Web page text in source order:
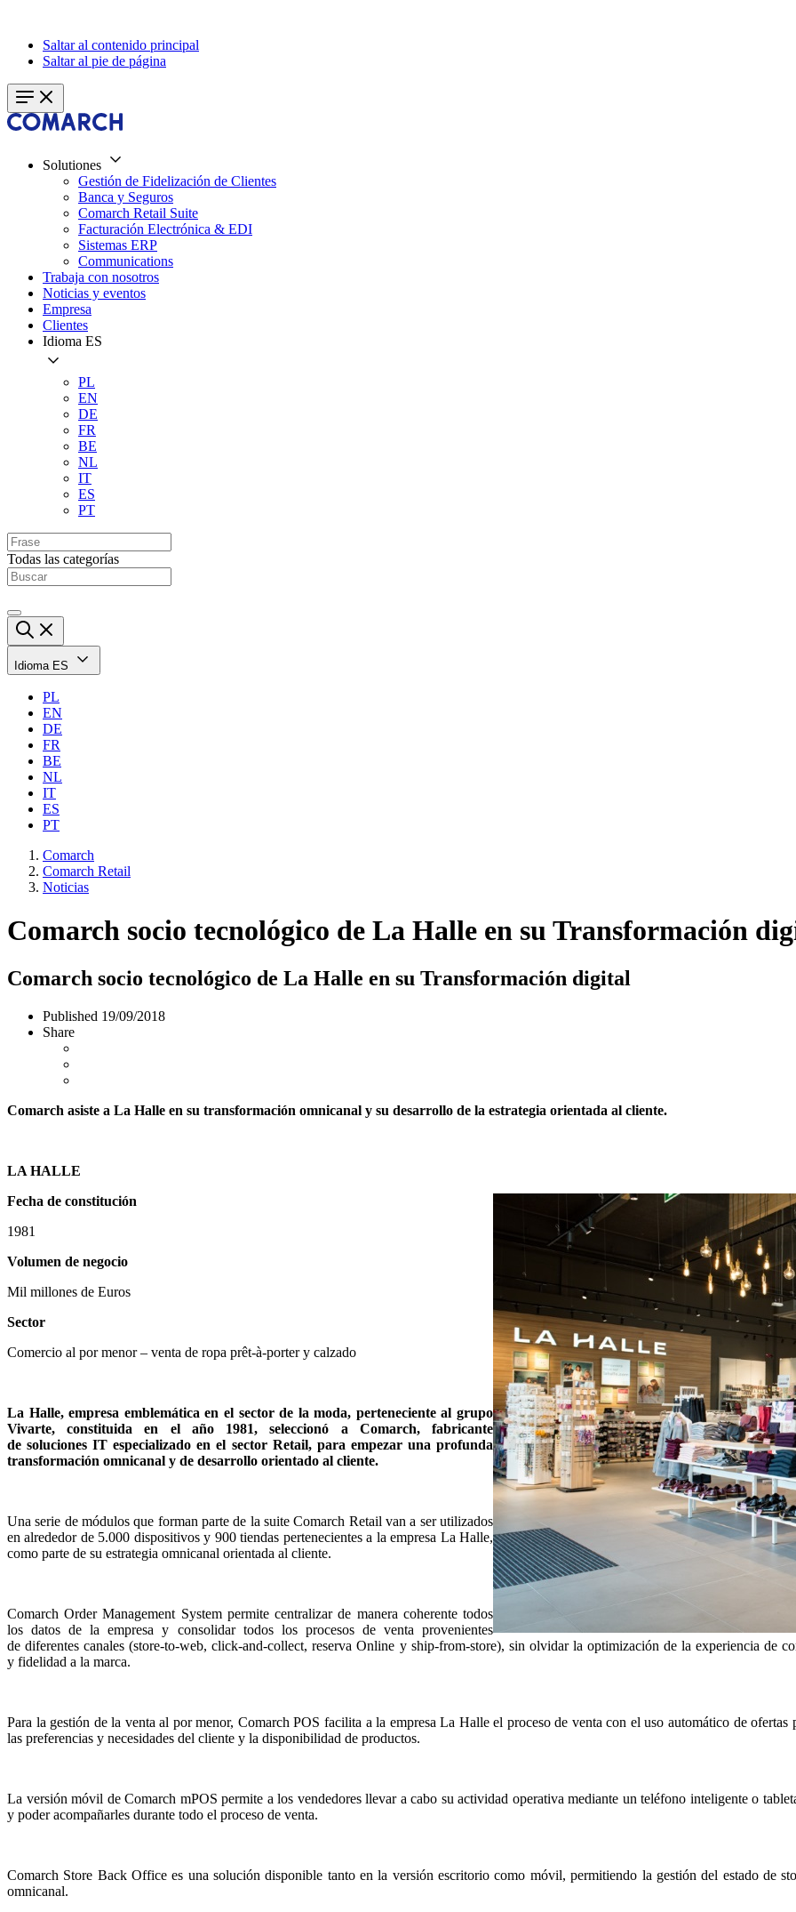
Saltar al contenido principal
Saltar al pie de página
Solutiones
Gestión de Fidelización de Clientes
Banca y Seguros
Comarch Retail Suite
Facturación Electrónica & EDI
Sistemas ERP
Communications
Trabaja con nosotros
Noticias y eventos
Empresa
Clientes
Idioma ES
PL
EN
DE
FR
BE
NL
IT
ES
PT
Todas las categorías
Idioma ES
PL
EN
DE
FR
BE
NL
IT
ES
PT
Comarch
Comarch Retail
Noticias
Comarch socio tecnológico de La Halle en su Transformación
Comarch socio tecnológico de La Halle en su Transformación digital
Published 19/09/2018
Share
Comarch asiste a La Halle en su transformación omnicanal y su desarrollo de la estrategia orientada al cliente.
LA HALLE
Fecha de constitución
1981
Volumen de negocio
Mil millones de Euros
Sector
Comercio al por menor – venta de ropa prêt-à-porter y calzado
La Halle, empresa emblemática en el sector de la moda, perteneciente al grupo
Vivarte, constituida en el año 1981, seleccionó a Comarch, fabricante
de soluciones IT especializado en el sector Retail, para empezar una profunda
transformación omnicanal y de desarrollo orientado al cliente.
Una serie de módulos que forman parte de la suite Comarch Retail van a ser utilizados
en alrededor de 5.000 dispositivos y 900 tiendas pertenecientes a la empresa La Halle,
como parte de su estrategia omnicanal orientada al cliente.
Comarch Order Management System permite centralizar de manera coherente todos
los datos de la empresa y consolidar todos los procesos de venta provenientes
de diferentes canales (store-to-web, click-and-collect, reserva Online y ship-from-store), sin olvidar la optimización de la experiencia de
y fidelidad a la marca.
Para la gestión de la venta al por menor, Comarch POS facilita a la empresa La Halle el proceso de venta con el uso automático de
las preferencias y necesidades del cliente y la disponibilidad de productos.
La versión móvil de Comarch mPOS permite a los vendedores llevar a cabo su actividad operativa mediante un teléfono inteligente o
y poder acompañarles durante todo el proceso de venta.
Comarch Store Back Office es una solución disponible tanto en la versión escritorio como móvil, permitiendo la gestión del estado de
omnicanal.